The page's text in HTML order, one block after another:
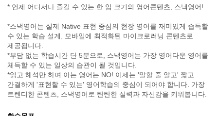
* 언제 어디서나 즐길 수 있는 한 입 크기의 영어콘텐츠, 스낵영어!
*스낵영어는 실제 Native 표현 중심의 현장 영어를 재미있게 습득할
수 있는 학습 설계, 모바일에 최적화된 마이크로러닝 콘텐츠로
제공됩니다.
*부담 없는 학습시간 단 5분으로, 스낵영어는 가장 영어다운 영어를
체득할 수 있는 일상의 습관이 될 것입니다.
*읽고 해석만 하며 아는 영어는 NO! 이제는 '말할 줄 알고' 짧고
간결하게 '표현할 수 있는' 영어학습의 중심이 되어야 합니다. 가장
트렌디한 콘텐츠, 스낵영어로 탄탄한 실력과 자신감을 키워봅니다.